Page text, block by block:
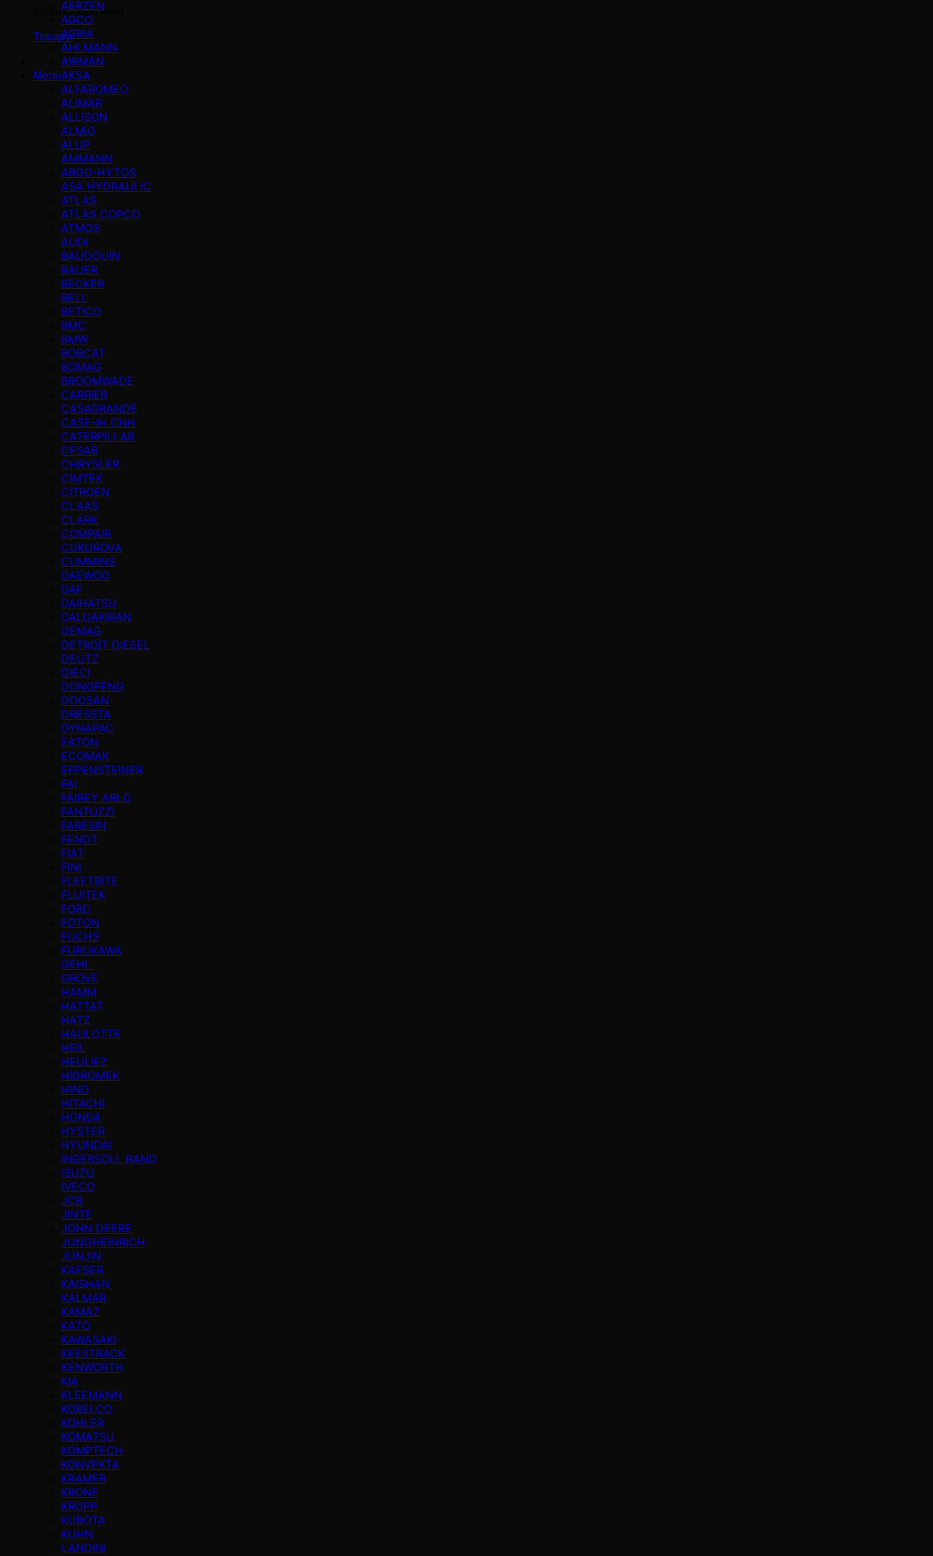
Кошик порожній
Товари
Menü
AERZEN
AGCO
AGRIA
AHLMANN
AIRMAN
AKSA
ALFAROMEO
ALIMAR
ALLISON
ALMiG
ALUP
AMMANN
ARGO-HYTOS
ASA HYDRAULIC
ATLAS
ATLAS COPCO
ATMOS
AUDI
BAUDOUIN
BAUER
BECKER
BELL
BETICO
BMC
BMW
BOBCAT
BOMAG
BROOMWADE
CARRIER
CASAGRANDE
CASE-IH CNH
CATERPILLAR
CESAB
CHRYSLER
CIMTEK
CITROEN
CLAAS
CLARK
COMPAIR
CUKUROVA
CUMMINS
DAEWOO
DAF
DAIHATSU
DALGAKIRAN
DEMAG
DETROIT DIESEL
DEUTZ
DIECI
DONGFENG
DOOSAN
DRESSTA
DYNAPAC
EATON
ECOMAK
EPPENSTEINER
FAI
FAIREY ARLO
FANTUZZI
FARESIN
FENDT
FIAT
FINI
FLEETRITE
FLUITEK
FORD
FOTON
FUCHS
FURUKAWA
GEHL
GROVE
HAMM
HATTAT
HATZ
HAULOTTE
HEIL
HEULIEZ
HİDROMEK
HINO
HITACHI
HONDA
HYSTER
HYUNDAI
INGERSOLL RAND
ISUZU
IVECO
JCB
JİNTE
JOHN DEERE
JUNGHEINRICH
JUNJIN
KAESER
KAISHAN
KALMAR
KAMAZ
KATO
KAWASAKI
KEESTRACK
KENWORTH
KIA
KLEEMANN
KOBELCO
KOHLER
KOMATSU
KOMPTECH
KONVEKTA
KRAMER
KRONE
KRUPP
KUBOTA
KUHN
LANDINI